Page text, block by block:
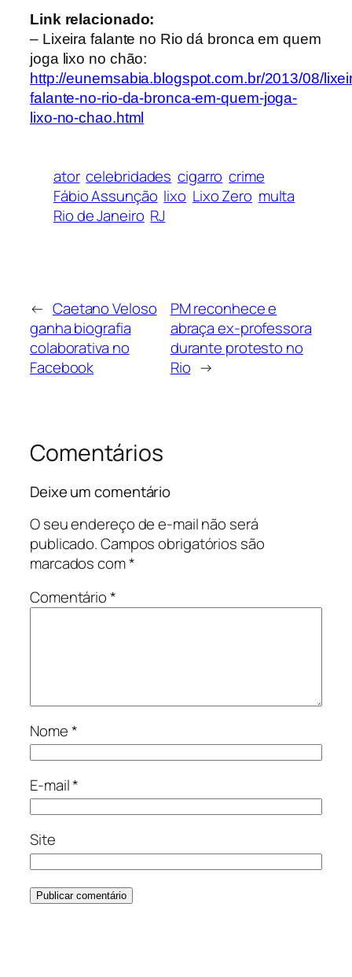
Link relacionado:
– Lixeira falante no Rio dá bronca em quem
joga lixo no chão:
http://eunemsabia.blogspot.com.br/2013/08/
falante-no-rio-da-bronca-em-quem-joga-
lixo-no-chao.html
ator celebridades cigarro crime
Fábio Assunção lixo Lixo Zero multa
Rio de Janeiro RJ
← Caetano Veloso
ganha biografia
colaborativa no
Facebook
PM reconhece e
abraça ex-professora
durante protesto no
Rio →
Comentários
Deixe um comentário
O seu endereço de e-mail não será
publicado.Campos obrigatórios são
marcados com*
Comentário*
Nome*
E-mail*
Site